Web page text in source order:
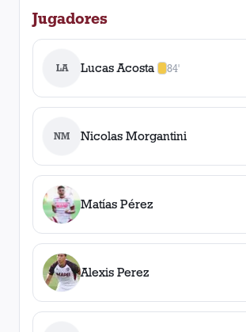
Jugadores
LA Lucas Acosta 84'
1amarilla
NM Nicolas Morgantini
Matías Pérez
Alexis Perez